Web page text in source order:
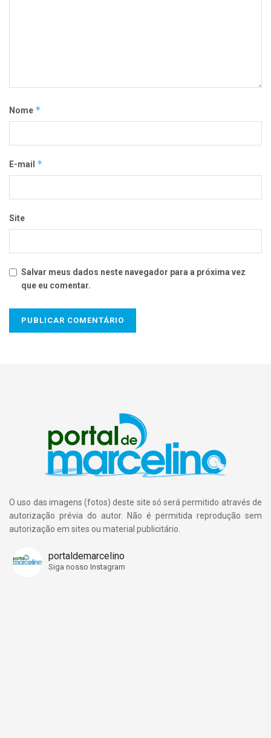
Nome *
E-mail *
Site
Salvar meus dados neste navegador para a próxima vez
que eu comentar.
O uso das imagens (fotos) deste site só será permitido através de
autorização prévia do autor. Não é permitida reprodução sem
autorização em sites ou material publicitário.
portaldemarcelino
Siga nosso Instagram